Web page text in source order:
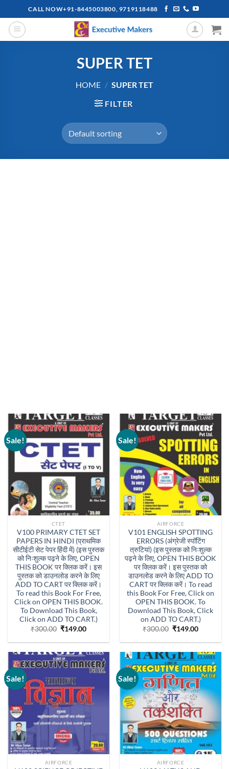
to
content
CALL NOW+91-8445003800, 9719118488
SUPER TET
HOME / SUPER TET
FILTER
Sale!
CTET
V100 PRIMARY CTET SET
PAPERS IN HINDI (प्राथमिक
सीटीईटी सेट पेपर हिंदी में) (इस पुस्तक
को निःशुल्क पढ़ने के लिए, OPEN
THIS BOOK पर क्लिक करें। इस
पुस्तक को डाउनलोड करने के लिए
ADD TO CART पर क्लिक करें।
To read this Book For Free,
Click on OPEN THIS BOOK.
To Download This Book,
Click on ADD TO CART.)
₹300.00 Original
was:
₹149.00Current
is:
Sale!
AIRFORCE
V101 ENGLISH SPOTTING
ERRORS (अंग्रेजी स्पॉटिंग
त्रुटियां) (इस पुस्तक को निःशुल्क
पढ़ने के लिए, OPEN THIS BOOK
पर क्लिक करें। इस पुस्तक को
डाउनलोड करने के लिए ADD TO
CART पर क्लिक करें। To read
this Book For Free, Click on
OPEN THIS BOOK. To
Download This Book, Click
on ADD TO CART.)
₹300.00 Original
was:
₹149.00Current
is:
Sale!
AIRFORCE
Sale!
AIRFORCE